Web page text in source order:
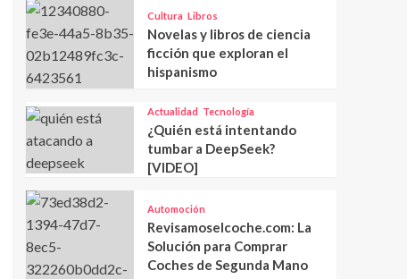
Cultura Libros
Novelas y libros de ciencia
ficción que exploran el
hispanismo
Actualidad Tecnología
¿Quién está intentando
tumbar a DeepSeek?
[VIDEO]
Automoción
Revisamoselcoche.com: La
Solución para Comprar
Coches de Segunda Mano